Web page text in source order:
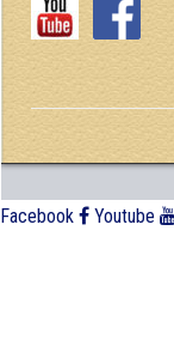
Facebook Youtube